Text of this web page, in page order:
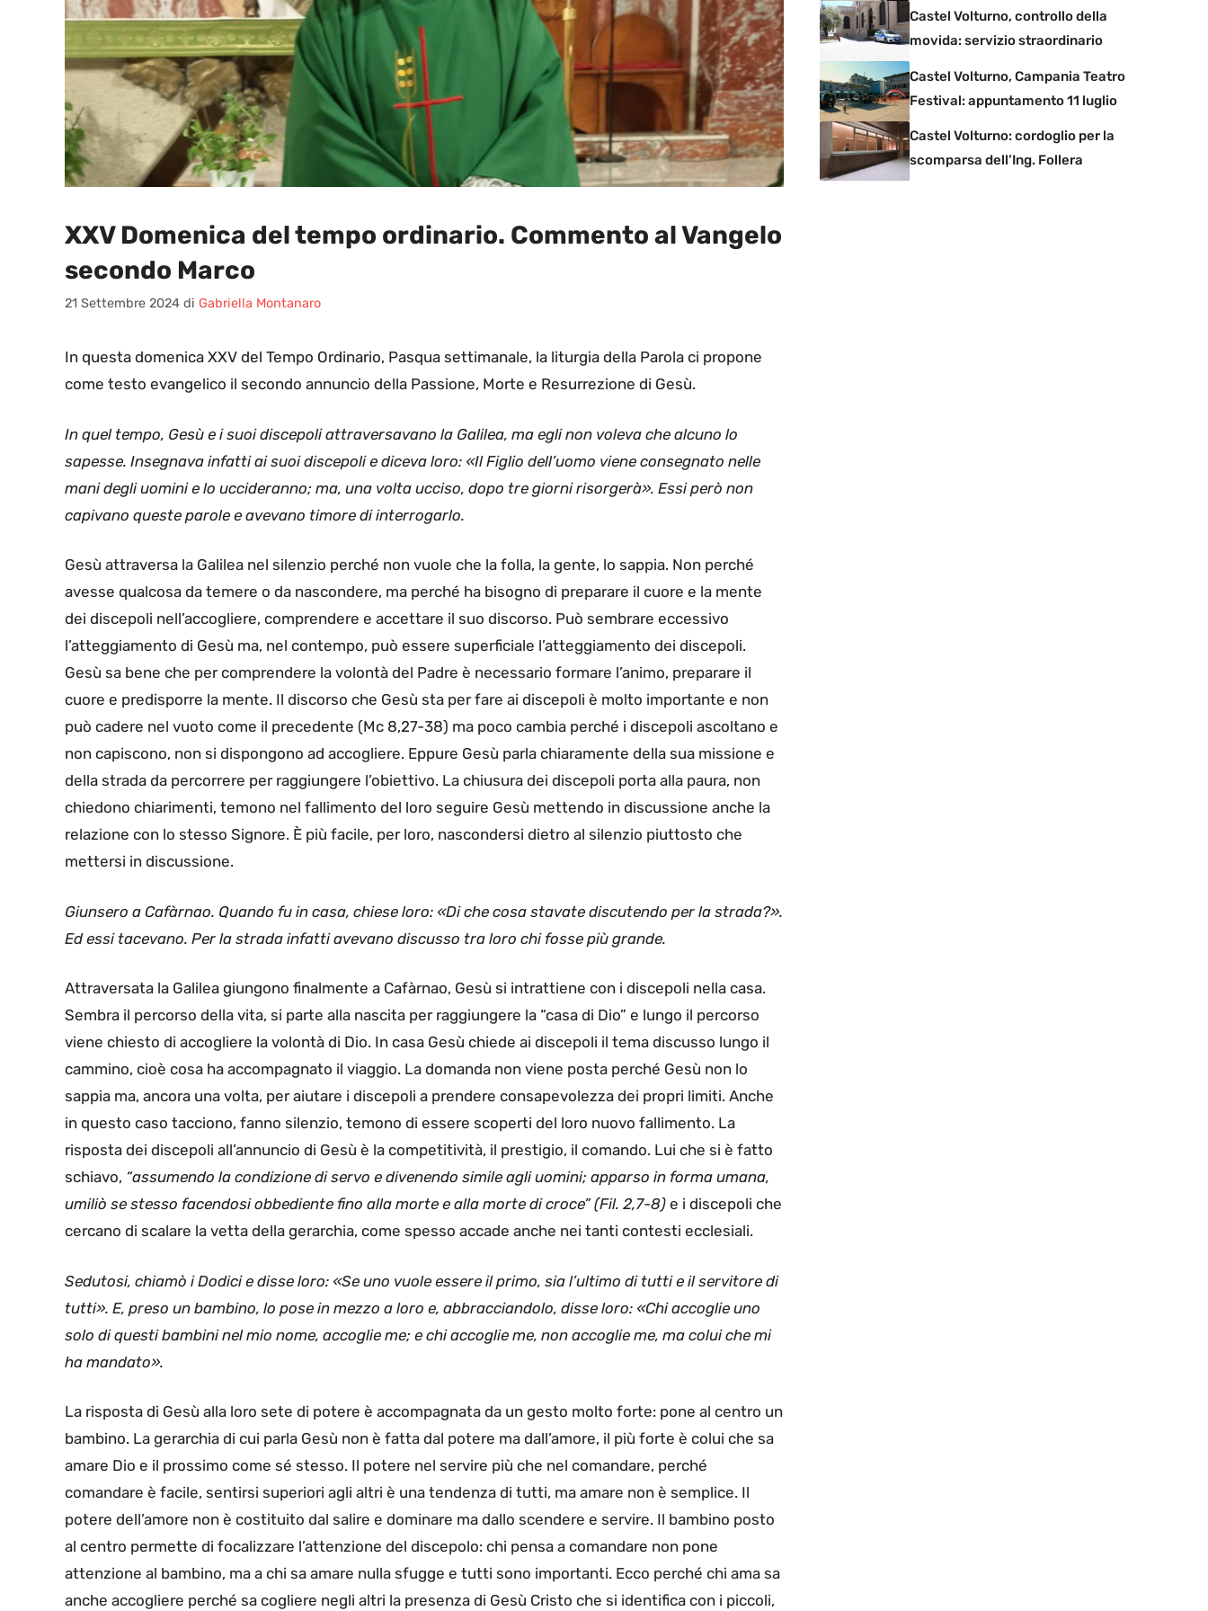
XXV Domenica del tempo ordinario. Commento al Vangelo
secondo Marco
21 Settembre 2024 di Gabriella Montanaro
In questa domenica XXV del Tempo Ordinario, Pasqua settimanale, la liturgia della Parola ci propone
come testo evangelico il secondo annuncio della Passione, Morte e Resurrezione di Gesù.
In quel tempo, Gesù e i suoi discepoli attraversavano la Galilea, ma egli non voleva che alcuno lo
sapesse. Insegnava infatti ai suoi discepoli e diceva loro: «Il Figlio dell’uomo viene consegnato nelle
mani degli uomini e lo uccideranno; ma, una volta ucciso, dopo tre giorni risorgerà». Essi però non
capivano queste parole e avevano timore di interrogarlo.
Gesù attraversa la Galilea nel silenzio perché non vuole che la folla, la gente, lo sappia. Non perché
avesse qualcosa da temere o da nascondere, ma perché ha bisogno di preparare il cuore e la mente
dei discepoli nell’accogliere, comprendere e accettare il suo discorso. Può sembrare eccessivo
l’atteggiamento di Gesù ma, nel contempo, può essere superficiale l’atteggiamento dei discepoli.
Gesù sa bene che per comprendere la volontà del Padre è necessario formare l’animo, preparare il
cuore e predisporre la mente. Il discorso che Gesù sta per fare ai discepoli è molto importante e non
può cadere nel vuoto come il precedente (Mc 8,27-38) ma poco cambia perché i discepoli ascoltano e
non capiscono, non si dispongono ad accogliere. Eppure Gesù parla chiaramente della sua missione e
della strada da percorrere per raggiungere l’obiettivo. La chiusura dei discepoli porta alla paura, non
chiedono chiarimenti, temono nel fallimento del loro seguire Gesù mettendo in discussione anche la
relazione con lo stesso Signore. È più facile, per loro, nascondersi dietro al silenzio piuttosto che
mettersi in discussione.
Giunsero a Cafàrnao. Quando fu in casa, chiese loro: «Di che cosa stavate discutendo per la strada?».
Ed essi tacevano. Per la strada infatti avevano discusso tra loro chi fosse più grande.
Attraversata la Galilea giungono finalmente a Cafàrnao, Gesù si intrattiene con i discepoli nella casa.
Sembra il percorso della vita, si parte alla nascita per raggiungere la “casa di Dio” e lungo il percorso
viene chiesto di accogliere la volontà di Dio. In casa Gesù chiede ai discepoli il tema discusso lungo il
cammino, cioè cosa ha accompagnato il viaggio. La domanda non viene posta perché Gesù non lo
sappia ma, ancora una volta, per aiutare i discepoli a prendere consapevolezza dei propri limiti. Anche
in questo caso tacciono, fanno silenzio, temono di essere scoperti del loro nuovo fallimento. La
risposta dei discepoli all’annuncio di Gesù è la competitività, il prestigio, il comando. Lui che si è fatto
schiavo, “assumendo la condizione di servo e divenendo simile agli uomini; apparso in forma umana,
umiliò se stesso facendosi obbediente fino alla morte e alla morte di croce” (Fil. 2,7-8) e i discepoli che
cercano di scalare la vetta della gerarchia, come spesso accade anche nei tanti contesti ecclesiali.
Sedutosi, chiamò i Dodici e disse loro: «Se uno vuole essere il primo, sia l’ultimo di tutti e il servitore di
tutti». E, preso un bambino, lo pose in mezzo a loro e, abbracciandolo, disse loro: «Chi accoglie uno
solo di questi bambini nel mio nome, accoglie me; e chi accoglie me, non accoglie me, ma colui che mi
ha mandato».
La risposta di Gesù alla loro sete di potere è accompagnata da un gesto molto forte: pone al centro un
bambino. La gerarchia di cui parla Gesù non è fatta dal potere ma dall’amore, il più forte è colui che sa
amare Dio e il prossimo come sé stesso. Il potere nel servire più che nel comandare, perché
comandare è facile, sentirsi superiori agli altri è una tendenza di tutti, ma amare non è semplice. Il
potere dell’amore non è costituito dal salire e dominare ma dallo scendere e servire. Il bambino posto
al centro permette di focalizzare l’attenzione del discepolo: chi pensa a comandare non pone
attenzione al bambino, ma a chi sa amare nulla sfugge e tutti sono importanti. Ecco perché chi ama sa
anche accogliere perché sa cogliere negli altri la presenza di Gesù Cristo che si identifica con i piccoli,
Castel Volturno, controllo della
movida: servizio straordinario
Castel Volturno, Campania Teatro
Festival: appuntamento 11 luglio
Castel Volturno: cordoglio per la
scomparsa dell’Ing. Follera